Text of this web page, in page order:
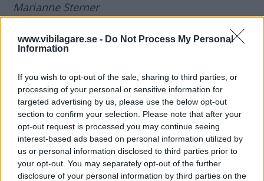
www.vibilagare.se - Do Not Process My Personal
Information
If you wish to opt-out of the sale, sharing to third parties, or
processing of your personal or sensitive information for
targeted advertising by us, please use the below opt-out
section to confirm your selection. Please note that after your
opt-out request is processed you may continue seeing
interest-based ads based on personal information utilized by
us or personal information disclosed to third parties prior to
your opt-out. You may separately opt-out of the further
disclosure of your personal information by third parties on the
Marianne Sterner
Diskutera:Har du råkat ut för problemen med
igensatta bränslefilter på moderna dieselbilar?
MISSA INTE KOMMANDE ARTIKLAR OM KIA
SPORTAGE
Få vårt nyhetsbrev utan kostnad